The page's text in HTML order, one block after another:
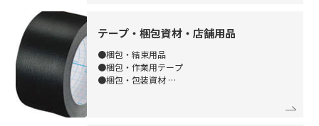
テープ・梱包資材・店舗用品
●梱包・結束用品
●梱包・作業用テープ
●梱包・包装資材